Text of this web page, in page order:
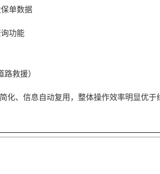
单数据
功能
救援）
化、信息自动复用，整体操作效率明显优于